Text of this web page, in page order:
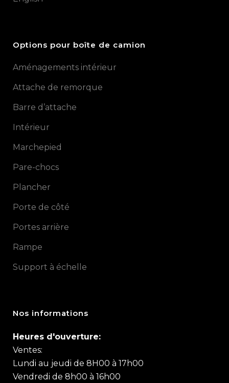
Options pour boîte de camion
Aménagements intérieur
Attache de remorque
Barre d’attache
Intérieur
Marchepied
Pare-chocs
Plancher
Porte de côté
Portes arrière
Rampe
Support à échelle
Nos informations
Heures d'ouverture:
Ventes:
Lundi au jeudi de 8H00 à 17h00
Vendredi de 8h00 à 16h00